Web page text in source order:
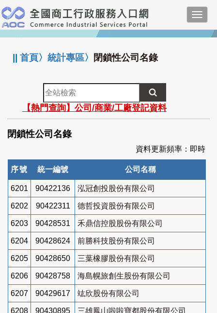
跳
到
主
要
:::
||首頁〉統計專區〉 閉鎖性公司名錄
全
站
檢
索
【熱門查詢】公司/商業/工廠登記資料
閉鎖性公司名錄
資料更新頻率：即時
序號 統一編號 公司名稱
6201 90422136 泓冠創投股份有限公司
6202 90422311 德哲投資股份有限公司
6203 90428531 禾鼎信控股股份有限公司
6204 90428624 前勝科技股份有限公司
6205 90428650 三葉橡膠股份有限公司
6206 90428758 海島幌旅創生股份有限公司
6207 90429617 竑欣股份有限公司
6208 90430895 三雄鳳山啦啦寶都股份有限公司